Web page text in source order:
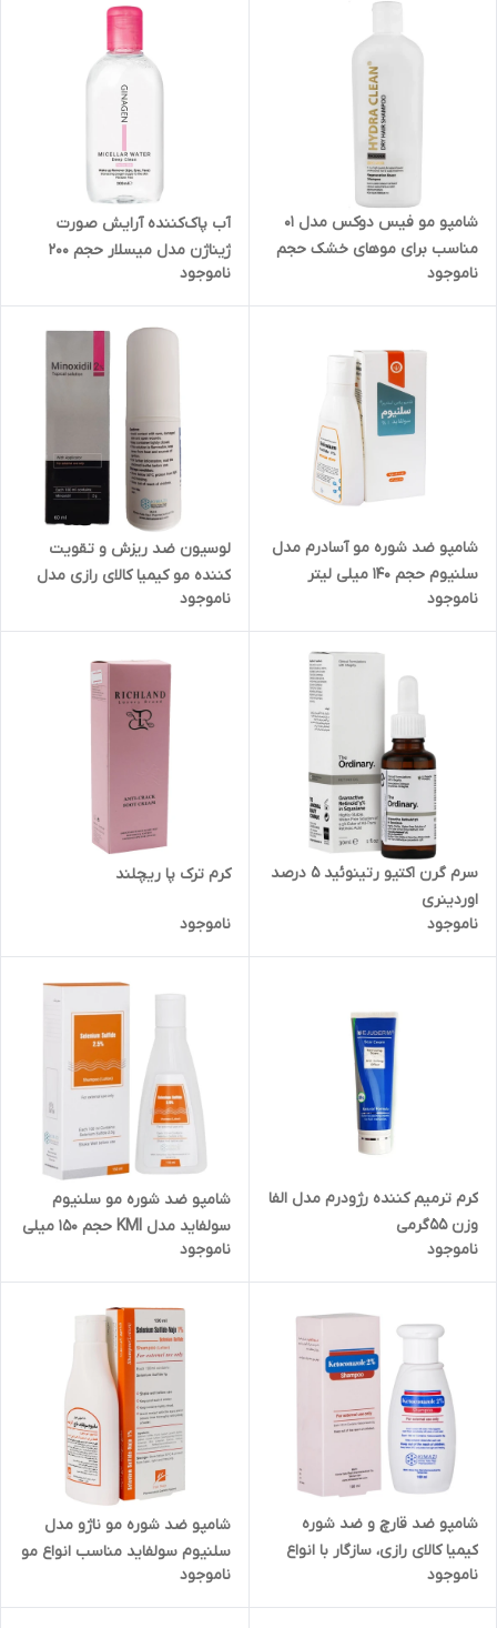
شامپو مو فیس دوکس مدل 01
مناسب برای موهای خشک حجم
220 میلی لیتر
ناموجود
آب پاک‌کننده آرایش صورت
ژیناژن مدل میسلار حجم 200
میلی‌لیتر انقضا 1405/5/20
ناموجود
شامپو ضد شوره مو آسادرم مدل
سلنیوم حجم 140 میلی لیتر
ناموجود
لوسیون ضد ریزش و تقویت
کننده مو کیمیا کالای رازی مدل
میلی لیتر
ناموجود
سرم گرن اکتیو رتینوئید 5 درصد
اوردینری
ناموجود
کرم ترک پا ریچلند
ناموجود
کرم ترمیم کننده رژودرم مدل الفا
وزن ۵۵گرمی
ناموجود
شامپو ضد شوره مو سلنیوم
سولفاید مدل KMI حجم 150 میلی
لیتر
ناموجود
شامپو ضد قارچ و ضد شوره
کیمیا کالای رازی، سازگار با انواع
حجم 100 میلی‌لیتر
ناموجود
شامپو ضد شوره مو ناژو مدل
سلنیوم سولفاید مناسب انواع مو
حجم 150 میلی‌لیتر
ناموجود